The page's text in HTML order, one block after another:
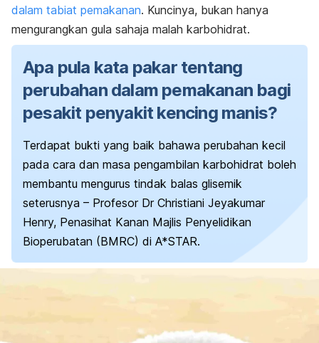
dalam tabiat pemakanan. Kuncinya, bukan hanya
mengurangkan gula sahaja malah karbohidrat.
Apa pula kata pakar tentang
perubahan dalam pemakanan bagi
pesakit penyakit kencing manis?
Terdapat bukti yang baik bahawa perubahan kecil
pada cara dan masa pengambilan karbohidrat boleh
membantu mengurus tindak balas glisemik
seterusnya – Profesor Dr Christiani Jeyakumar
Henry, Penasihat Kanan Majlis Penyelidikan
Bioperubatan (BMRC) di A*STAR.